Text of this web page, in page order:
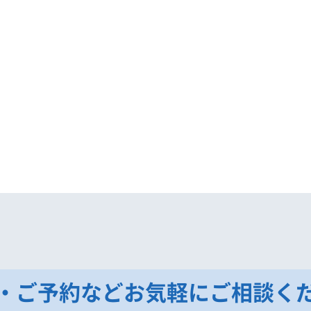
ご予約などお気軽にご相談く